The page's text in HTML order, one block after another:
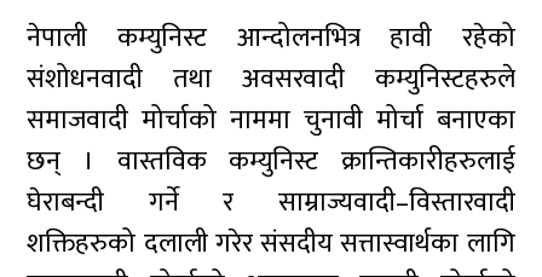
नेपाली कम्युनिस्ट आन्दोलनभित्र हावी रहेको
संशोधनवादी तथा अवसरवादी कम्युनिस्टहरुले
समाजवादी मोर्चाको नाममा चुनावी मोर्चा बनाएका
छन् । वास्तविक कम्युनिस्ट क्रान्तिकारीहरुलाई
घेराबन्दी गर्ने र साम्राज्यवादी–विस्तारवादी
शक्तिहरुको दलाली गरेर संसदीय सत्तास्वार्थका लागि